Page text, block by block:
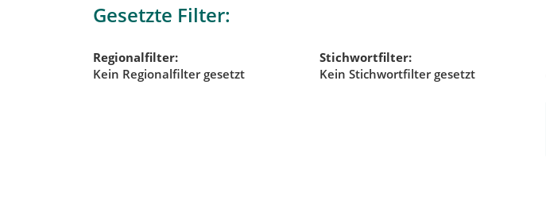
Gesetzte Filter:
Regionalfilter:
Kein Regionalfilter gesetzt
Stichwortfilter:
Kein Stichwortfilter gesetzt